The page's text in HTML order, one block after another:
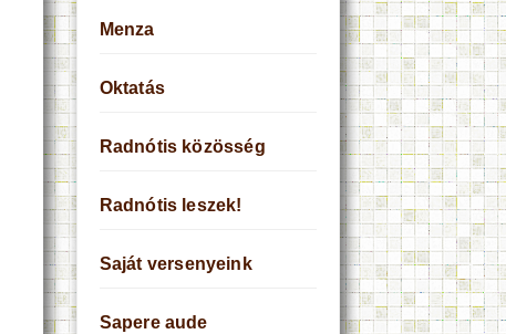
Menza
Oktatás
Radnótis közösség
Radnótis leszek!
Saját versenyeink
Sapere aude